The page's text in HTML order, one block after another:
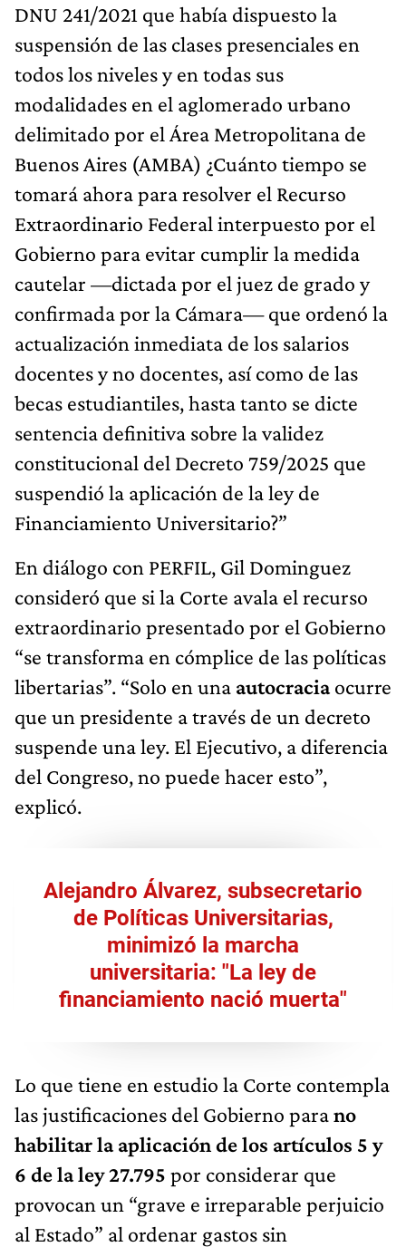
DNU 241/2021 que había dispuesto la
suspensión de las clases presenciales en
todos los niveles y en todas sus
modalidades en el aglomerado urbano
delimitado por el Área Metropolitana de
Buenos Aires (AMBA) ¿Cuánto tiempo se
tomará ahora para resolver el Recurso
Extraordinario Federal interpuesto por el
Gobierno para evitar cumplir la medida
cautelar —dictada por el juez de grado y
confirmada por la Cámara— que ordenó la
actualización inmediata de los salarios
docentes y no docentes, así como de las
becas estudiantiles, hasta tanto se dicte
sentencia definitiva sobre la validez
constitucional del Decreto 759/2025 que
suspendió la aplicación de la ley de
Financiamiento Universitario?”
En diálogo con PERFIL, Gil Dominguez
consideró que si la Corte avala el recurso
extraordinario presentado por el Gobierno
“se transforma en cómplice de las políticas
libertarias”. “Solo en una autocraciaocurre
que un presidente a través de un decreto
suspende una ley. El Ejecutivo, a diferencia
del Congreso, no puede hacer esto”,
explicó.
Alejandro Álvarez, subsecretario
de Políticas Universitarias,
minimizó la marcha
universitaria: "La ley de
financiamiento nació muerta"
Lo que tiene en estudio la Corte contempla
las justificaciones del Gobierno parano
habilitar la aplicación de los artículos 5 y
6 de la ley 27.795 por considerar que
provocan un “grave e irreparable perjuicio
al Estado” al ordenar gastos sin